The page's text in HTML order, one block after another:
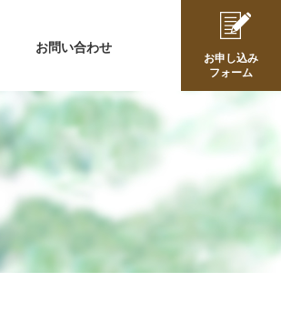
お問い合わせ
お申し込み
フォーム